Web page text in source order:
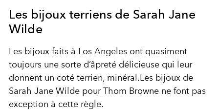
Les bijoux terriens de Sarah Jane
Wilde
Les bijoux faits à Los Angeles ont quasiment
toujours une sorte d’âpreté délicieuse qui leur
donnent un coté terrien, minéral.Les bijoux de
Sarah Jane Wilde pour Thom Browne ne font pas
exception à cette règle.